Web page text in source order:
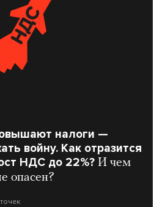
налоги —
войну. Как отразится
НДС до 22%? И чем
опасен?